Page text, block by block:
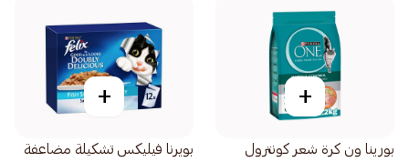
+
بورينا ون كرة شعر كونترول
+
بويرنا فيليكس تشكيلة مضاعفة